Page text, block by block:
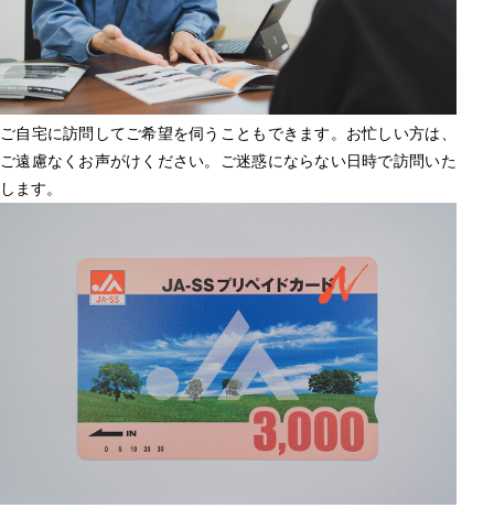
ご自宅に訪問してご希望を伺うこともできます。お忙しい方は、
ご遠慮なくお声がけください。ご迷惑にならない日時で訪問いた
します。